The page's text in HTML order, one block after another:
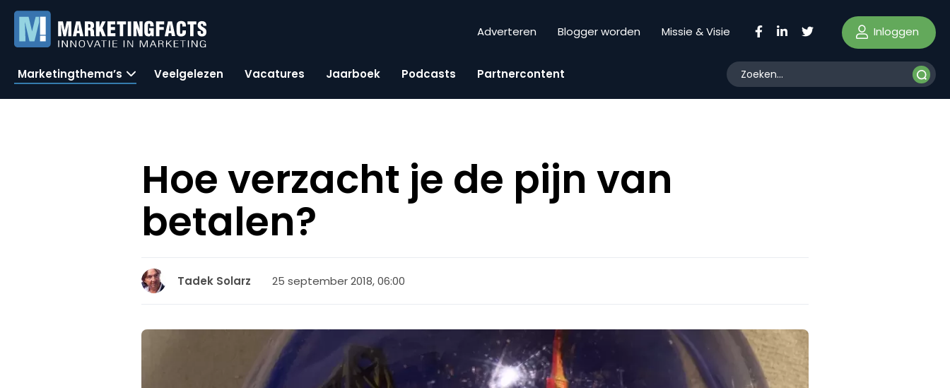
Adverteren Blogger worden Missie & Visie Inloggen
Marketingthema’s Veelgelezen Vacatures Jaarboek Podcasts Partnercontent
Hoe verzacht je de pijn van
betalen?
Tadek Solarz 25 september 2018, 06:00